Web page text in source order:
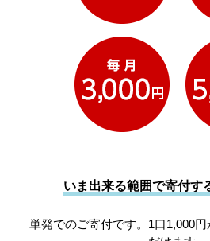
いま出来る範囲で寄付す
単発でのご寄付です。1口1,000